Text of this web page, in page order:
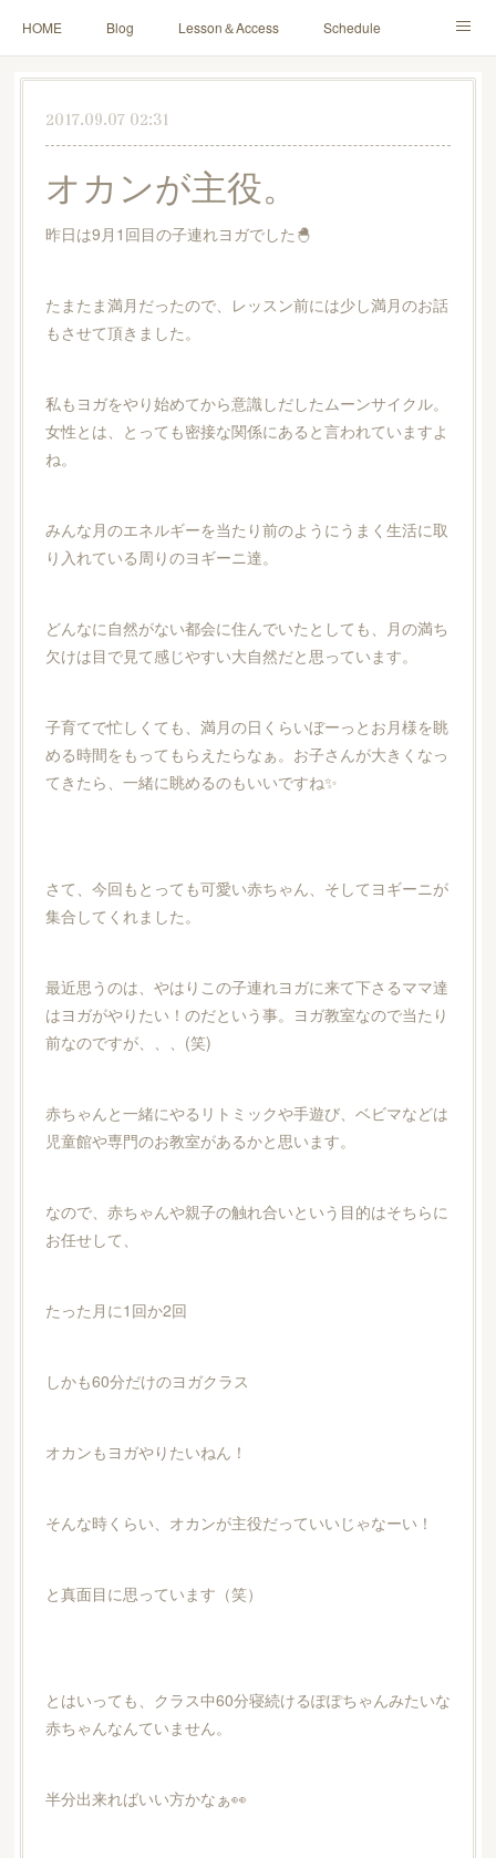
HOME Blog Lesson＆Access Schedule
Yoga for Mama＆Baby About Contact
2017.09.07 02:31
オカンが主役。
昨日は9月1回目の子連れヨガでした🐣
たまたま満月だったので、レッスン前には少し満月のお話
もさせて頂きました。
私もヨガをやり始めてから意識しだしたムーンサイクル。
女性とは、とっても密接な関係にあると言われていますよ
ね。
みんな月のエネルギーを当たり前のようにうまく生活に取
り入れている周りのヨギーニ達。
どんなに自然がない都会に住んでいたとしても、月の満ち
欠けは目で見て感じやすい大自然だと思っています。
子育てで忙しくても、満月の日くらいぼーっとお月様を眺
める時間をもってもらえたらなぁ。お子さんが大きくなっ
てきたら、一緒に眺めるのもいいですね✨
さて、今回もとっても可愛い赤ちゃん、そしてヨギーニが
集合してくれました。
最近思うのは、やはりこの子連れヨガに来て下さるママ達
はヨガがやりたい！のだという事。ヨガ教室なので当たり
前なのですが、、、(笑)
赤ちゃんと一緒にやるリトミックや手遊び、ベビマなどは
児童館や専門のお教室があるかと思います。
なので、赤ちゃんや親子の触れ合いという目的はそちらに
お任せして、
たった月に1回か2回
しかも60分だけのヨガクラス
オカンもヨガやりたいねん！
そんな時くらい、オカンが主役だっていいじゃなーい！
と真面目に思っています（笑）
とはいっても、クラス中60分寝続けるぽぽちゃんみたいな
赤ちゃんなんていません。
半分出来ればいい方かなぁ👀